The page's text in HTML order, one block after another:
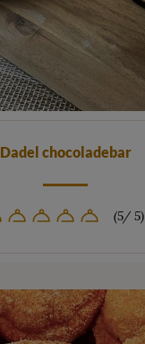
Dadel chocoladebar
(5/ 5)